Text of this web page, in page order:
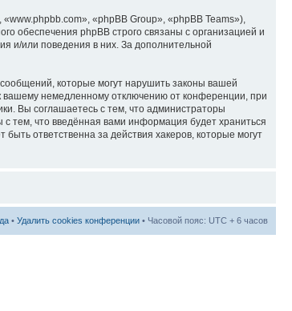
«phpBB Group», «phpBB Teams»),
обеспечения phpBB строго связаны с организацией и
и/или поведения в них. За дополнительной
которые могут нарушить законы вашей
вашему немедленному отключению от конференции, при
Вы соглашаетесь с тем, что администраторы
тем, что введённая вами информация будет храниться
ответственна за действия хакеров, которые могут
• Удалить cookies конференции • Часовой пояс: UTC + 6 часов